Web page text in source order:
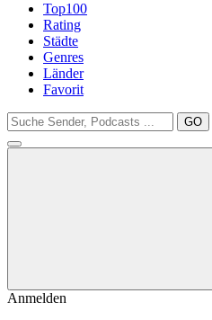
Top100
Rating
Städte
Genres
Länder
Favorit
GO
Anmelden